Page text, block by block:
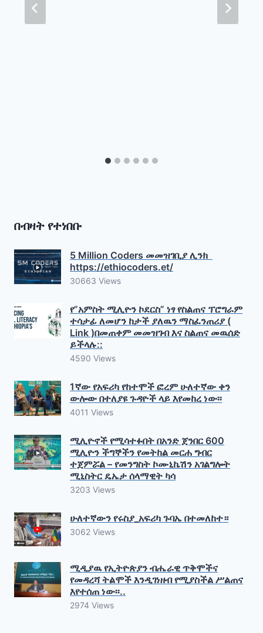
በብዛት የተነበቡ
5 Million Coders መመዝገቢያ ሊንክ
https://ethiocoders.et/
30663 Views
የ”አምስት ሚሊዮን ኮደርስ” ነፃ የስልጠና ፕሮግራም
ተሳታፊ ለመሆን ከታች ያለዉን ማስፈንጠሪያ (
Link )በመጠቀም መመዝገብ እና ስልጠና መዉሰድ
ይችላሉ::
4590 Views
1ኛው የአፍሪካ የከተሞች ፎረም ሁለተኛው ቀን
ውሎው በተለያዩ ጉዳዮች ላይ እየመከረ ነው፡፡
4011 Views
ሚሊዮኖች የሚሳተፉበት በአንድ ጀንበር 600
ሚሊዮን ችግኞችን የመትከል መርሐ ግብር
ተጀምሯል – የመንግስት ኮሙኒኬሽን አገልግሎት
ሚኒስትር ዴኤታ ሰላማዊት ካሳ
3203 Views
ሁለተኛውን የሩስያ_አፍሪካ ጉባኤ በተመለከተ።
3062 Views
ሚዲያዉ የኢትዮጵያን ብሔራዊ ጥቅሞችና
የመዳረሻ ትልሞች እንዲገነዘብ የሚያስችል ሥልጠና
እየተሰጠ ነው፡፡..
2974 Views